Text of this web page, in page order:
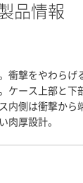
品情報
衝撃をやわらげ
ケース上部と下
内側は衝撃から
肉厚設計。